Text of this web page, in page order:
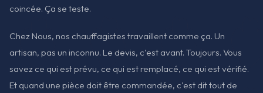
coincée. Ça se teste.
Chez Nous, nos chauffagistes travaillent comme ça. Un
artisan, pas un inconnu. Le devis, c'est avant. Toujours. Vous
savez ce qui est prévu, ce qui est remplacé, ce qui est vérifié.
Et quand une pièce doit être commandée, c'est dit tout de